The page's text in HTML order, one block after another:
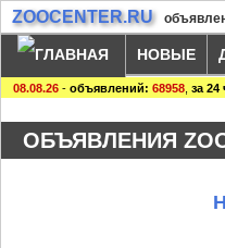
ZOOCENTER.RU
НОВЫЕ
08.08.26 - объявлений: 68958 за 24
ОБЪЯВЛЕНИЯ